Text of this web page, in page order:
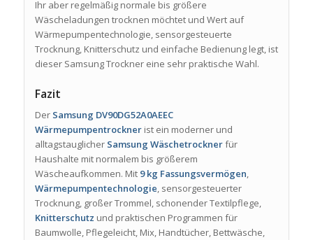
Ihr aber regelmäßig normale bis größere
Wäscheladungen trocknen möchtet und Wert auf
Wärmepumpentechnologie, sensorgesteuerte
Trocknung, Knitterschutz und einfache Bedienung legt, ist
dieser Samsung Trockner eine sehr praktische Wahl.
Fazit
Der Samsung DV90DG52A0AEEC
Wärmepumpentrocknerist ein moderner und
alltagstauglicher Samsung Wäschetrocknerfür
Haushalte mit normalem bis größerem
Wäscheaufkommen. Mit 9 kg Fassungsvermögen,
Wärmepumpentechnologie, sensorgesteuerter
Trocknung, großer Trommel, schonender Textilpflege,
Knitterschutz und praktischen Programmen für
Baumwolle, Pflegeleicht, Mix, Handtücher, Bettwäsche,